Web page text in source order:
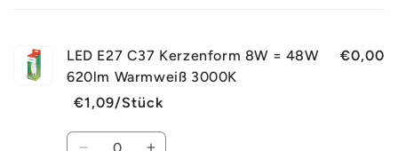
LED E27 C37 Kerzenform 8W = 48W
620lm Warmweiß 3000K
Normaler
Preis
Verkaufspreis
€1,09/Stück
€0,00
Anzahl